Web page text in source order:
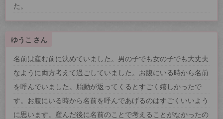
た。
ゆうこ さん
名前は産む前に決めていました。男の子でも女の子でも大丈夫
なように両方考えて過ごしていました。お腹にいる時から名前
を呼んでいました。胎動が返ってくるとすごく嬉しかったで
す。お腹にいる時から名前を呼んであげるのはすごくいいよう
に思います。産んだ後に名前のことで考えることがなかったの